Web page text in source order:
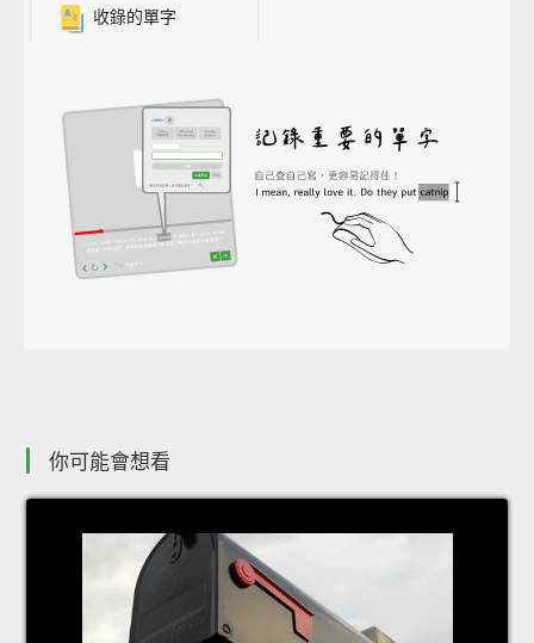
收錄的單字
你可能會想看